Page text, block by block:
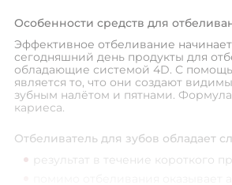
Особенности средств для
Эффективное отбеливание
сегодняшний день продукты для
обладающие системой 4D. С
является то, что они создают
зубным налётом и пятнами.
кариеса.
Отбеливатель для зубов обладает
результат в течение короткого
помимо отбеливания